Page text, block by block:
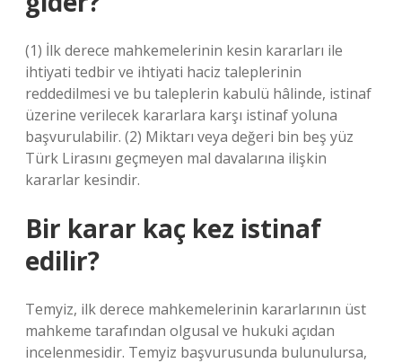
(1) İlk derece mahkemelerinin kesin kararları ile
ihtiyati tedbir ve ihtiyati haciz taleplerinin
reddedilmesi ve bu taleplerin kabulü hâlinde, istinaf
üzerine verilecek kararlara karşı istinaf yoluna
başvurulabilir. (2) Miktarı veya değeri bin beş yüz
Türk Lirasını geçmeyen mal davalarına ilişkin
kararlar kesindir.
Bir karar kaç kez istinaf
edilir?
Temyiz, ilk derece mahkemelerinin kararlarının üst
mahkeme tarafından olgusal ve hukuki açıdan
incelenmesidir. Temyiz başvurusunda bulunulursa,